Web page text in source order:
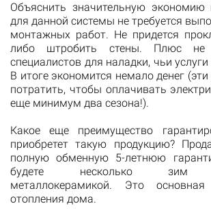
Объяснить значительную
для данной системы не требуется
монтажных работ. Не придется
либо штробить стены. Плюс не
специалистов для наладки, чьи
В итоге экономится немало денег
потратить, чтобы оплачивать
еще минимум два сезона!).
Какое еще преимущество
приобретет такую продукцию?
полную обменную 5-летнюю
будете несколько зим
металлокерамикой. Это основная
отопления дома.